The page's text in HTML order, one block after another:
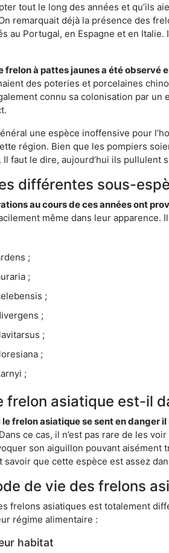
tout le long des années et qu’ils
remarquait déjà la présence des
au Portugal, en Espagne et en
frelon à pattes jaunes a été observé
des poteries et porcelaines
connu sa colonisation par
une espèce inoffensive pour
région. Bien que les pompiers
faut le dire, aujourd’hui ils pullulent
différentes sous-
au cours de ces années ont
même dans leur
;
;
;
;
;
;
;
frelon asiatique est-il
le frelon asiatique se sent en danger
ce cas, il n’est pas rare de les
son aiguillon pouvant
savoir que cette espèce est assez
de vie des frelons
frelons asiatiques est totalement
régime alimentaire :
habitat